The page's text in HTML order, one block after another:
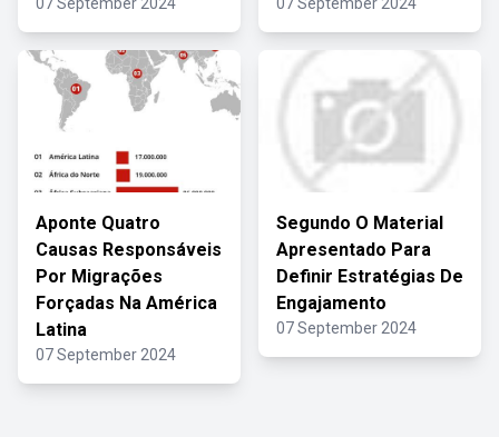
Aponte Quatro
Causas Responsáveis
Por Migrações
Forçadas Na América
Latina
07 September 2024
Segundo O Material
Apresentado Para
Definir Estratégias De
Engajamento
07 September 2024